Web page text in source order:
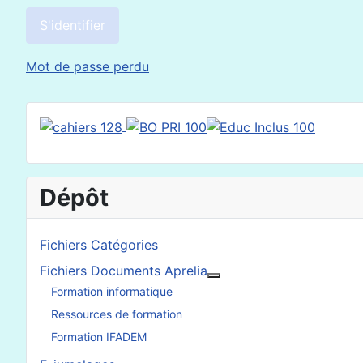
S'identifier
Mot de passe perdu
Dépôt
Fichiers Catégories
Fichiers Documents Aprelia
Formation informatique
Ressources de formation
Formation IFADEM